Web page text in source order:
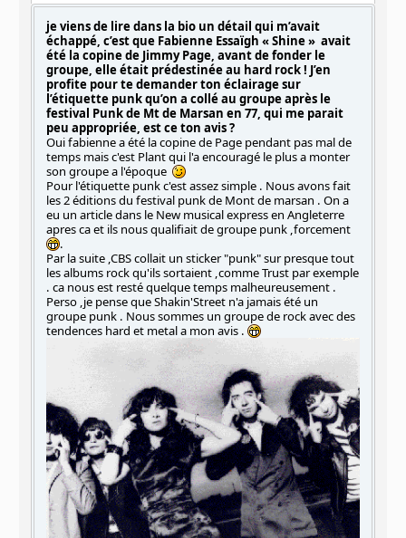
je viens de lire dans la bio un détail qui m’avait
échappé, c’est que Fabienne Essaïgh « Shine » avait
été la copine de Jimmy Page, avant de fonder le
groupe, elle était prédestinée au hard rock ! J’en
profite pour te demander ton éclairage sur
l’étiquette punk qu’on a collé au groupe après le
festival Punk de Mt de Marsan en 77, qui me parait
peu appropriée, est ce ton avis ?
Oui fabienne a été la copine de Page pendant pas mal de
temps mais c'est Plant qui l'a encouragé le plus a monter
son groupe a l'époque
Pour l'étiquette punk c'est assez simple . Nous avons fait
les 2 éditions du festival punk de Mont de marsan . On a
eu un article dans le New musical express en Angleterre
apres ca et ils nous qualifiait de groupe punk ,forcement
.
Par la suite ,CBS collait un sticker "punk" sur presque tout
les albums rock qu'ils sortaient ,comme Trust par exemple
. ca nous est resté quelque temps malheureusement .
Perso ,je pense que Shakin'Street n'a jamais été un
groupe punk . Nous sommes un groupe de rock avec des
tendences hard et metal a mon avis .